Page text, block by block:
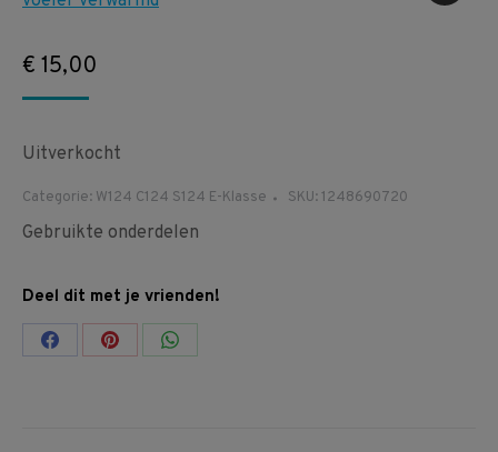
€ 15,00
Uitverkocht
Categorie: W124 C124 S124 E-Klasse SKU:1248690720
Gebruikte onderdelen
Deel dit met je vrienden!
Share Share Share